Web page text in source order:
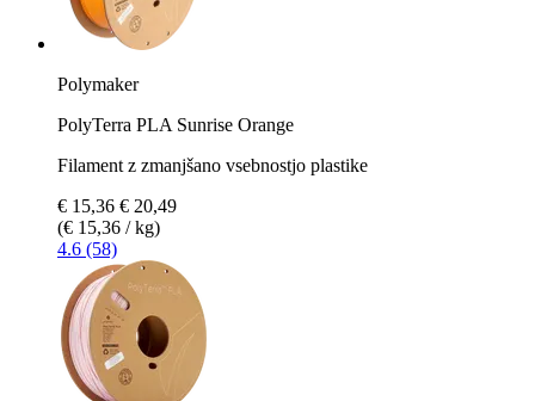
Polymaker
PolyTerra PLA Sunrise Orange
Filament z zmanjšano vsebnostjo plastike
€ 15,36 € 20,49
(€ 15,36 / kg)
4.6 (58)